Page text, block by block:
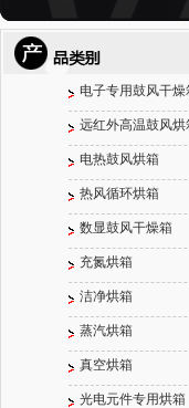
电子专用鼓风干燥
远红外高温鼓风烘
电热鼓风烘箱
热风循环烘箱
数显鼓风干燥箱
充氮烘箱
洁净烘箱
蒸汽烘箱
真空烘箱
光电元件专用烘箱